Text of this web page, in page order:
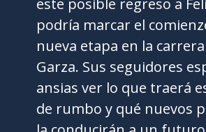
este posible regreso a
podría marcar el
nueva etapa en la carrera
Garza. Sus seguidores
ansias ver lo que traerá
de rumbo y qué nuevos